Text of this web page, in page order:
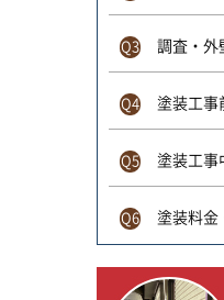
Q3 調査・外
Q4 塗装工事
Q5 塗装工事
Q6 塗装料金